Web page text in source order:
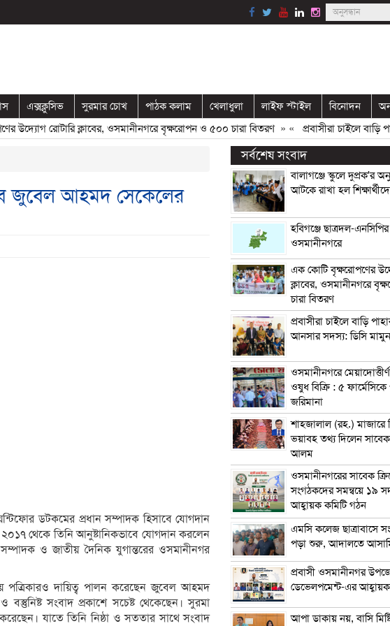
এক্সক্লুসিভ সুরমার চোখ পাঠক কলাম খেলাধুলা লাইফ স্টাইল বিনোদন
রোটারি ক্লাবের, ওসমানীনগরে বৃক্ষরোপন ও ৫০০ চারা বিতরণ» « প্রবাসীরা চাইলে বাড়ি
জুবেল আহমদ সেকেলের
ডটকমের প্রধান সম্পাদক হিসাবে যোগদান
থেকে তিনি আনুষ্টানিকভাবে যোগদান করলেন
ও জাতীয় দৈনিক যুগান্তরের ওসমানীনগর
পত্রিকারও দায়িত্ব পালন করেছেন জুবেল আহমদ
সংবাদ প্রকাশে সচেষ্ট থেকেছেন। সুরমা
যাতে তিনি নিষ্ঠা ও সততার সাথে সংবাদ
সর্বশেষ সংবাদ
বালাগঞ্জে স্কুলে দুপ্রক’র
আটকে রাখা হল
হবিগঞ্জে ছাত্রদল-
ওসমানীনগরে
এক কোটি বৃক্ষরোপণের
ক্লাবের, ওসমানীনগরে
চারা বিতরণ
প্রবাসীরা চাইলে বাড়ি
আনসার সদস্য: ডিসি মামুন
ওসমানীনগরে
ওষুধ বিক্রি : ৫
জরিমানা
শাহজালাল (রহ.) মাজারে
ভয়াবহ তথ্য দিলেন
আলম
ওসমানীনগরের সাবেক
সংগঠকদের সমন্বয়ে ১৯
আহ্বায়ক কমিটি গঠন
এম‌সি কলেজ ছাত্রাবাসে
পড়া শুরু, আদালতে
প্রবাসী ওসমানীনগর
ডেভেলপমেন্ট-এর
আপা ডাকায় নয়, বাসি